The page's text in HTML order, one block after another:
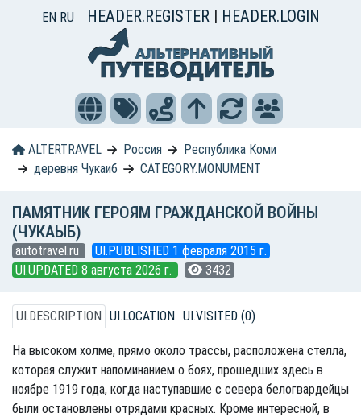
EN RU HEADER.REGISTER | HEADER.LOGIN
ALTERTRAVEL Россия
Республика Коми
деревня Чукаиб
CATEGORY.MONUMENT
ПАМЯТНИК ГЕРОЯМ ГРАЖДАНСКОЙ ВОЙНЫ
(ЧУКАЫБ)
autotravel.ru
UI.PUBLISHED 1 февраля 2015 г.
UI.UPDATED 8 августа 2026 г.
3432
UI.DESCRIPTION UI.LOCATION UI.VISITED (0)
На высоком холме, прямо около трассы, расположена стелла,
которая служит напоминанием о боях, прошедших здесь в
ноябре 1919 года, когда наступавшие с севера белогвардейцы
были остановлены отрядами красных. Кроме интересной, в